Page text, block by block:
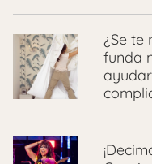
¿Se te
funda